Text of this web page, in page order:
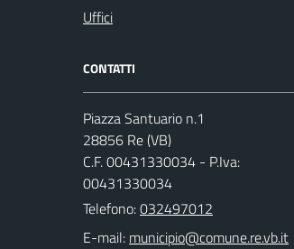
Uffici
CONTATTI
Piazza Santuario n.1
28856 Re (VB)
C.F. 00431330034 - P.Iva:
00431330034
Telefono:032497012
E-mail: